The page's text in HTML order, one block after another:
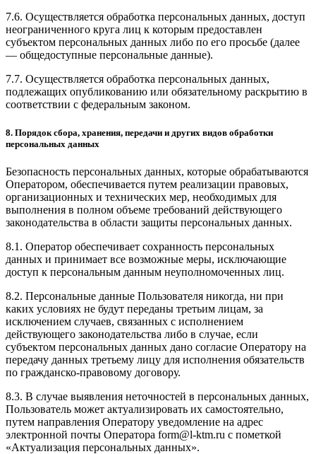
7.6. Осуществляется обработка персональных данных, доступ
неограниченного круга лиц к которым предоставлен
субъектом персональных данных либо по его просьбе (далее
— общедоступные персональные данные).
7.7. Осуществляется обработка персональных данных,
подлежащих опубликованию или обязательному раскрытию в
соответствии с федеральным законом.
8. Порядок сбора, хранения, передачи и других видов обработки
персональных данных
Безопасность персональных данных, которые обрабатываются
Оператором, обеспечивается путем реализации правовых,
организационных и технических мер, необходимых для
выполнения в полном объеме требований действующего
законодательства в области защиты персональных данных.
8.1. Оператор обеспечивает сохранность персональных
данных и принимает все возможные меры, исключающие
доступ к персональным данным неуполномоченных лиц.
8.2. Персональные данные Пользователя никогда, ни при
каких условиях не будут переданы третьим лицам, за
исключением случаев, связанных с исполнением
действующего законодательства либо в случае, если
субъектом персональных данных дано согласие Оператору на
передачу данных третьему лицу для исполнения обязательств
по гражданско-правовому договору.
8.3. В случае выявления неточностей в персональных данных,
Пользователь может актуализировать их самостоятельно,
путем направления Оператору уведомление на адрес
электронной почты Оператора form@l-ktm.ru с пометкой
«Актуализация персональных данных».